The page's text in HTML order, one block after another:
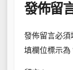
發佈留
發佈留言必須
填欄位標示為